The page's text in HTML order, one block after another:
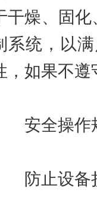
干燥、固
系统，以
，如果不遵
安全操作
防止设备